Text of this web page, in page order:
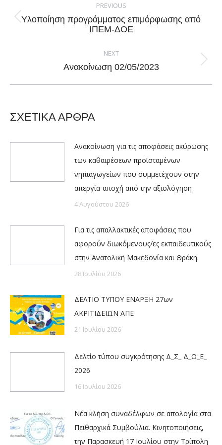
navigation
PREVIOUS
Previous
Υλοποίηση προγράμματος επιμόρφωσης από
ΙΠΕΜ-ΔΟΕ
NEXT
Next
Ανακοίνωση 02/05/2023
ΣΧΕΤΙΚΑ ΑΡΘΡΑ
Ανακοίνωση για τις αποφάσεις ακύρωσης
των καθαιρέσεων προϊσταμένων
νηπιαγωγείων που συμμετέχουν στην
απεργία-αποχή από την αξιολόγηση
4 Αυγούστου 2026
Για τις απαλλακτικές αποφάσεις που
αφορούν διωκόμενους/ες εκπαιδευτικούς
στην Ανατολική Μακεδονία και Θράκη.
28 Ιουλίου 2026
ΔΕΛΤΙΟ ΤΥΠΟΥ ΕΝΑΡΞΗ 27ων
ΑΚΡΙΤΙΔΕΙΩΝ ΑΠΕ
21 Ιουλίου 2026
Δελτίο τύπου συγκρότησης Δ_Σ_ Δ_Ο_Ε_
2026
16 Ιουλίου 2026
Νέα κλήση συναδέλφων σε απολογία στα
Πειθαρχικά Συμβούλια. Κινητοποιήσεις,
την Παρασκευή 17 Ιουλίου στην Τρίπολη